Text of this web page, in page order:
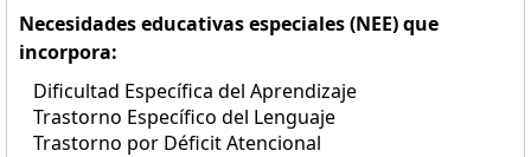
Necesidades educativas especiales (NEE) que
incorpora:
Dificultad Específica del Aprendizaje
Trastorno Específico del Lenguaje
Trastorno por Déficit Atencional